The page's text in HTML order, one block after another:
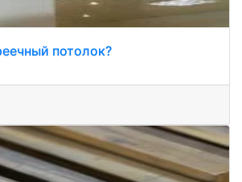
потолок?